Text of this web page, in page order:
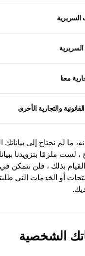
معنا
والتجارية الأخرى
ما لم نحتاج إلى بياناتك
، لست ملزمًا بتزويدنا
بذلك ، فلن نتمكن في
أو الخدمات التي
الشخصية